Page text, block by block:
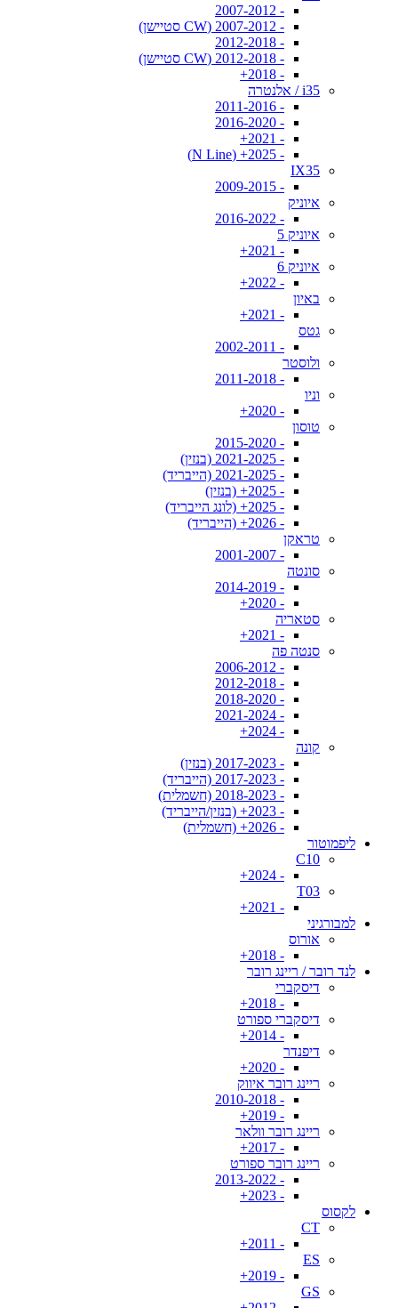
- 2007-2012
- 2007-2012 (CW סטיישן)
- 2012-2018
- 2012-2018 (CW סטיישן)
- 2018+
i35 / אלנטרה
- 2011-2016
- 2016-2020
- 2021+
- 2025+ (N Line)
IX35
- 2009-2015
איוניק
- 2016-2022
איוניק 5
- 2021+
איוניק 6
- 2022+
באיון
- 2021+
גטס
- 2002-2011
ולוסטר
- 2011-2018
וניו
- 2020+
טוסון
- 2015-2020
- 2021-2025 (בנזין)
- 2021-2025 (הייבריד)
- 2025+ (בנזין)
- 2025+ (לונג הייבריד)
- 2026+ (הייבריד)
טראקן
- 2001-2007
סונטה
- 2014-2019
- 2020+
סטאריה
- 2021+
סנטה פה
- 2006-2012
- 2012-2018
- 2018-2020
- 2021-2024
- 2024+
קונה
- 2017-2023 (בנזין)
- 2017-2023 (הייבריד)
- 2018-2023 (חשמלית)
- 2023+ (בנזין/הייבריד)
- 2026+ (חשמלית)
ליפמוטור
C10
- 2024+
T03
- 2021+
למבורגיני
אורוס
- 2018+
לנד רובר / ריינג רובר
דיסקברי
- 2018+
דיסקברי ספורט
- 2014+
דיפנדר
- 2020+
ריינג רובר איווק
- 2010-2018
- 2019+
ריינג רובר וולאר
- 2017+
ריינג רובר ספורט
- 2013-2022
- 2023+
לקסוס
CT
- 2011+
ES
- 2019+
GS